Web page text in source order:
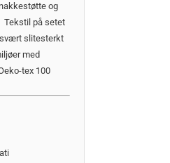
og
Tekstil på setet
svært slitesterkt
med
tex 100